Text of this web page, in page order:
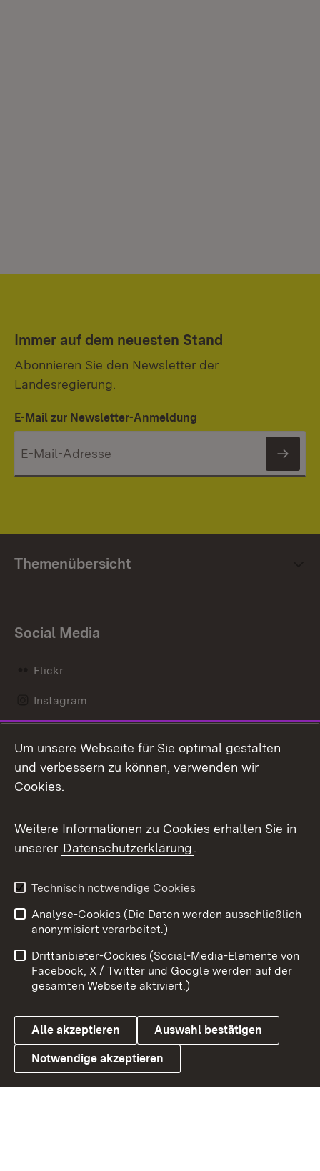
Immer auf dem neuesten Stand
Abonnieren Sie den Newsletter der
Landesregierung.
E-Mail zur Newsletter-Anmeldung
Themenübersicht
Social Media
Flickr
Instagram
Mastodon
Messenger
Social Wall
X / Twitter
Youtube
Link zum Landesportal
Benutzungshinweise
Barrierefreiheit
Datenschutz
Cookies
Um unsere Webseite für Sie optimal gestalten
und verbessern zu können, verwenden wir
Cookies.
Weitere Informationen zu Cookies erhalten Sie in
unserer Datenschutzerklärung.
Technisch notwendige Cookies
Analyse-Cookies (Die Daten werden ausschließlich
anonymisiert verarbeitet.)
Drittanbieter-Cookies (Social-Media-Elemente von
Facebook, X / Twitter und Google werden auf der
gesamten Webseite aktiviert.)
Alle akzeptieren Auswahl bestätigen
Notwendige akzeptieren